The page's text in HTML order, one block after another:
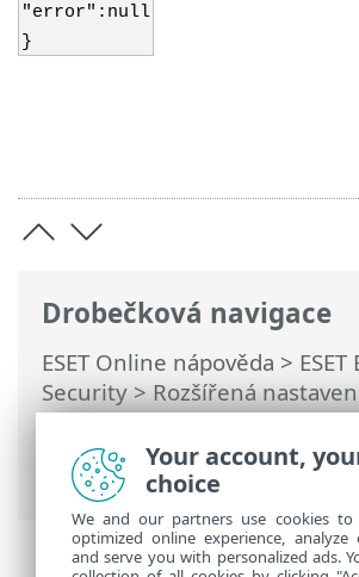
Drobečková navigace
ESET Online nápověda >
Security>Rozšířená
Vzdálené monitorování a
Seznam ERMM JSON příkazů
deactivation
"error":null
}
Your account,
choice
We and our partners use cookies
optimized online experience,
and serve you with personalized ads.